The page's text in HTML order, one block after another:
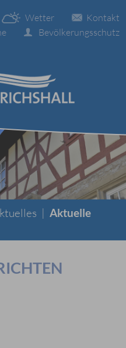
Kontakt
Wetter
Bevölkerungsschutz
|Aktuelle